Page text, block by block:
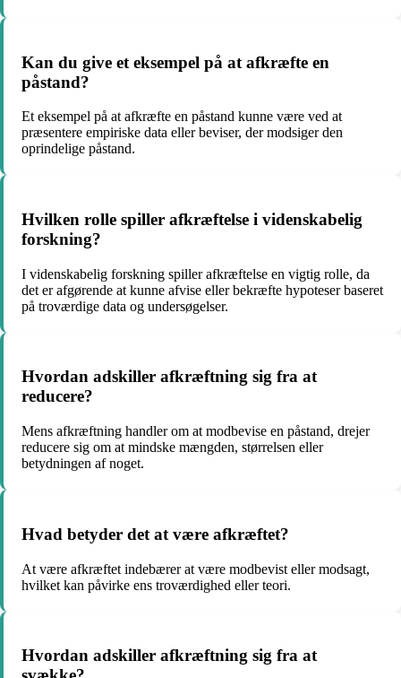
Kan du give et eksempel på at afkræfte en
påstand?
Et eksempel på at afkræfte en påstand kunne være ved at
præsentere empiriske data eller beviser, der modsiger den
oprindelige påstand.
Hvilken rolle spiller afkræftelse i videnskabelig
forskning?
I videnskabelig forskning spiller afkræftelse en vigtig rolle, da
det er afgørende at kunne afvise eller bekræfte hypoteser baseret
på troværdige data og undersøgelser.
Hvordan adskiller afkræftning sig fra at
reducere?
Mens afkræftning handler om at modbevise en påstand, drejer
reducere sig om at mindske mængden, størrelsen eller
betydningen af noget.
Hvad betyder det at være afkræftet?
At være afkræftet indebærer at være modbevist eller modsagt,
hvilket kan påvirke ens troværdighed eller teori.
Hvordan adskiller afkræftning sig fra at